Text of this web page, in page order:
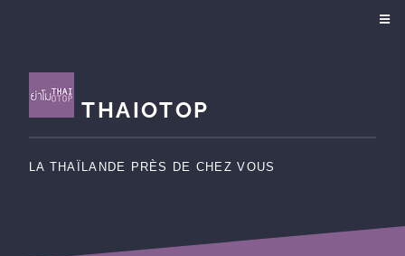
THAIOTOP
LA THAÏLANDE PRÈS DE CHEZ VOUS